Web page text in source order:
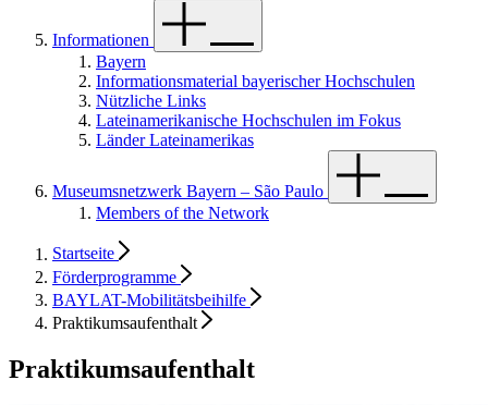
Informationen
Bayern
Informationsmaterial bayerischer Hochschulen
Nützliche Links
Lateinamerikanische Hochschulen im Fokus
Länder Lateinamerikas
Museumsnetzwerk Bayern – São Paulo
Members of the Network
Startseite
Förderprogramme
BAYLAT-Mobilitätsbeihilfe
Praktikumsaufenthalt
Praktikums­aufenthalt